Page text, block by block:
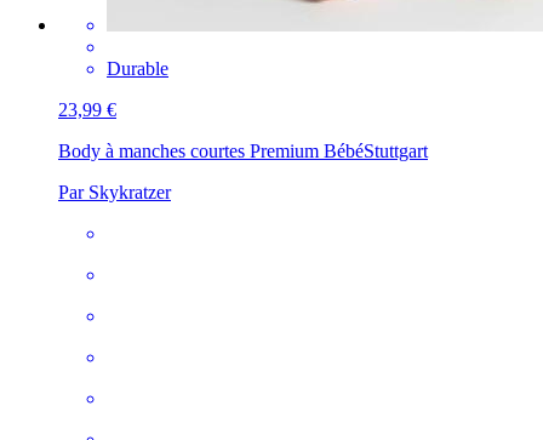
Durable
23,99 €
Body à manches courtes Premium BébéStuttgart
Par Skykratzer